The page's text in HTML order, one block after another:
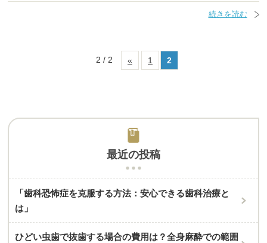
続きを読む
2 / 2 « 1 2
最近の投稿
「歯科恐怖症を克服する方法：安心できる歯科治療と
は」
ひどい虫歯で抜歯する場合の費用は？全身麻酔での範囲